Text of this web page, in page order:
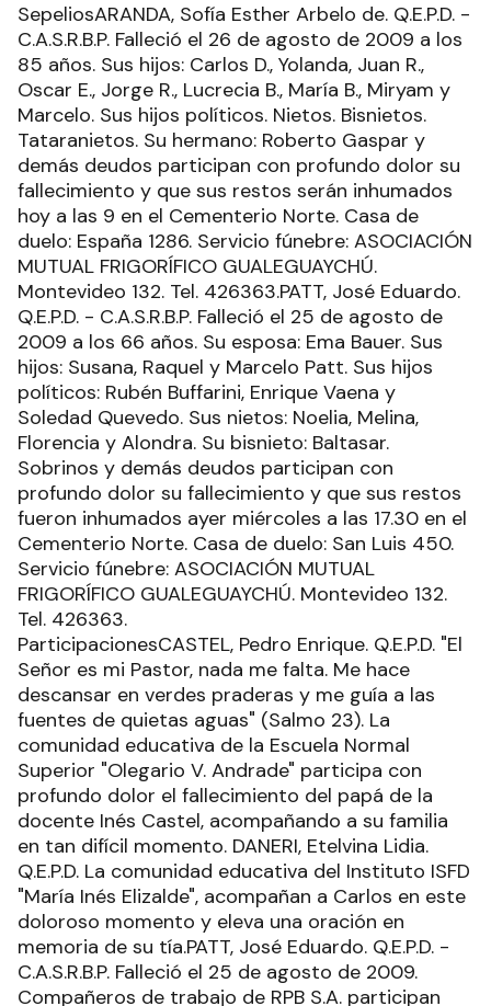
SepeliosARANDA, Sofía Esther Arbelo de. Q.E.P.D. -
C.A.S.R.B.P. Falleció el 26 de agosto de 2009 a los
85 años. Sus hijos: Carlos D., Yolanda, Juan R.,
Oscar E., Jorge R., Lucrecia B., María B., Miryam y
Marcelo. Sus hijos políticos. Nietos. Bisnietos.
Tataranietos. Su hermano: Roberto Gaspar y
demás deudos participan con profundo dolor su
fallecimiento y que sus restos serán inhumados
hoy a las 9 en el Cementerio Norte. Casa de
duelo: España 1286. Servicio fúnebre: ASOCIACIÓN
MUTUAL FRIGORÍFICO GUALEGUAYCHÚ.
Montevideo 132. Tel. 426363.PATT, José Eduardo.
Q.E.P.D. - C.A.S.R.B.P. Falleció el 25 de agosto de
2009 a los 66 años. Su esposa: Ema Bauer. Sus
hijos: Susana, Raquel y Marcelo Patt. Sus hijos
políticos: Rubén Buffarini, Enrique Vaena y
Soledad Quevedo. Sus nietos: Noelia, Melina,
Florencia y Alondra. Su bisnieto: Baltasar.
Sobrinos y demás deudos participan con
profundo dolor su fallecimiento y que sus restos
fueron inhumados ayer miércoles a las 17.30 en el
Cementerio Norte. Casa de duelo: San Luis 450.
Servicio fúnebre: ASOCIACIÓN MUTUAL
FRIGORÍFICO GUALEGUAYCHÚ. Montevideo 132.
Tel. 426363.
ParticipacionesCASTEL, Pedro Enrique. Q.E.P.D. "El
Señor es mi Pastor, nada me falta. Me hace
descansar en verdes praderas y me guía a las
fuentes de quietas aguas" (Salmo 23). La
comunidad educativa de la Escuela Normal
Superior "Olegario V. Andrade" participa con
profundo dolor el fallecimiento del papá de la
docente Inés Castel, acompañando a su familia
en tan difícil momento. DANERI, Etelvina Lidia.
Q.E.P.D. La comunidad educativa del Instituto ISFD
"María Inés Elizalde", acompañan a Carlos en este
doloroso momento y eleva una oración en
memoria de su tía.PATT, José Eduardo. Q.E.P.D. -
C.A.S.R.B.P. Falleció el 25 de agosto de 2009.
Compañeros de trabajo de RPB S.A. participan